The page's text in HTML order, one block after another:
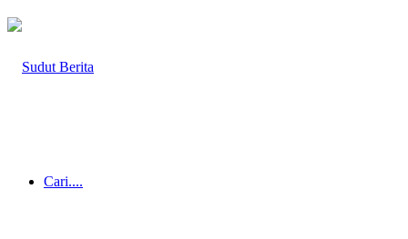
Cari....